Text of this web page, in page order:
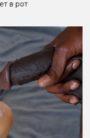
в рот